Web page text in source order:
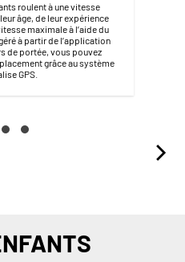
roulent à une vitesse
âge, de leur expérience
maximale à l’aide du
à partir de l’application
de portée, vous pouvez
grâce au système
GPS.